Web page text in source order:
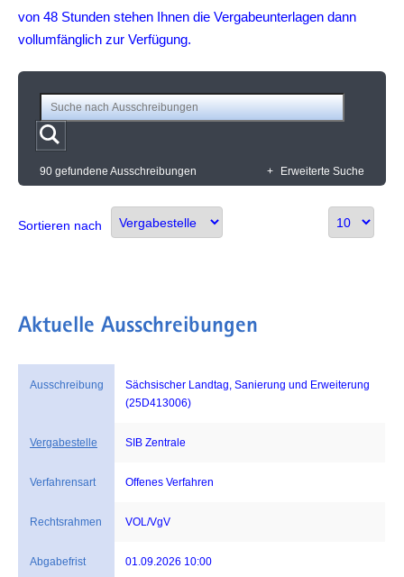
von 48 Stunden stehen Ihnen die Vergabeunterlagen dann
vollumfänglich zur Verfügung.
90 gefundene Ausschreibungen + Erweiterte Suche
Sortieren nach
Aktuelle Ausschreibungen
Ausschreibung
Sächsischer Landtag, Sanierung und Erweiterung
(25D413006)
Vergabestelle SIB Zentrale
Verfahrensart Offenes Verfahren
Rechtsrahmen VOL/VgV
Abgabefrist 01.09.2026 10:00